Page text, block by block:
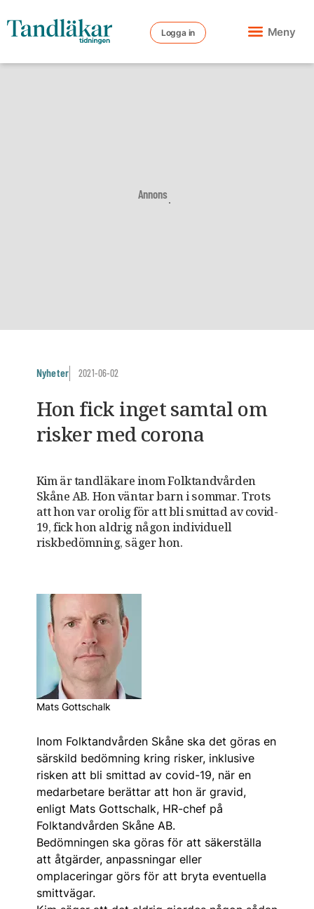
Logga in Meny
Annons
Nyheter 2021-06-02
Hon fick inget samtal om
risker med corona
Kim är tandläkare inom Folktandvården
Skåne AB. Hon väntar barn i sommar. Trots
att hon var orolig för att bli smittad av covid-
19, fick hon aldrig någon individuell
riskbedömning, säger hon.
Mats Gottschalk
Inom Folktandvården Skåne ska det göras en
särskild bedömning kring risker, inklusive
risken att bli smittad av covid-19, när en
medarbetare berättar att hon är gravid,
enligt Mats Gottschalk, HR-chef på
Folktandvården Skåne AB.
Bedömningen ska göras för att säkerställa
att åtgärder, anpassningar eller
omplaceringar görs för att bryta eventuella
smittvägar.